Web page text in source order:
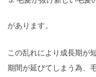
があります。
この乱れにより成長期が
期間が延びてしまう為、